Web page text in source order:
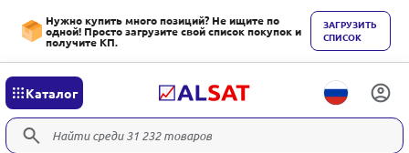
Нужно купить много позиций? Не ищите по
одной! Просто загрузите свой список покупок и
получите КП.
ЗАГРУЗИТЬ
СПИСОК
Каталог